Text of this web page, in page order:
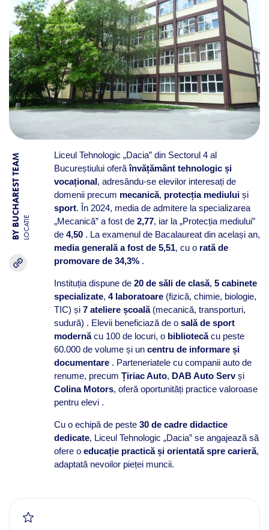
BY BUCHAREST TEAM LOCATIE
Liceul Tehnologic „Dacia” din Sectorul 4 al
Bucureștiului oferăînvățământ tehnologic și
vocațional, adresându-se elevilor interesați de
domenii precum mecanică, protecția mediuluiși
sport. În 2024, media de admitere la specializarea
„Mecanică” a fost de 2,77, iar la „Protecția mediului”
de 4,50. La examenul de Bacalaureat din același an,
media generală a fost de 5,51, cu o rată de
promovare de 34,3%.
Instituția dispune de 20 de săli de clasă, 5 cabinete
specializate, 4 laboratoare(fizică, chimie, biologie,
TIC) și 7 ateliere școală(mecanică, transporturi,
sudură) . Elevii beneficiază de o sală de sport
modernăcu 100 de locuri, o bibliotecăcu peste
60.000 de volume și un centru de informare și
documentare. Parteneriatele cu companii auto de
renume, precum Țiriac Auto, DAB Auto Servși
Colina Motors, oferă oportunități practice valoroase
pentru elevi .
Cu o echipă de peste 30 de cadre didactice
dedicate, Liceul Tehnologic „Dacia” se angajează să
ofere o educație practică și orientată spre carieră,
adaptată nevoilor pieței muncii.